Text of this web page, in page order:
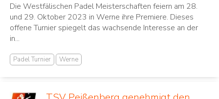
Die Westfälischen Padel Meisterschaften feiern am 28.
und 29. Oktober 2023 in Werne ihre Premiere. Dieses
offene Turnier spiegelt das wachsende Interesse an der
in...
Padel Turnier Werne